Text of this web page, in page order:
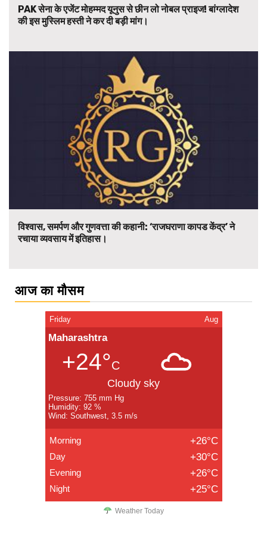
PAK सेना के एजेंट मोहम्मद यूनुस से छीन लो नोबल प्राइज! बांग्लादेश
की इस मुस्लिम हस्ती ने कर दी बड़ी मांग।
विश्वास, समर्पण और गुणवत्ता की कहानी: ‘राजघराणा कापड केंद्र’ ने
रचाया व्यवसाय में इतिहास।
आज का मौसम
Friday Aug
Maharashtra
+24°C
Cloudy sky
Pressure: 755 mm Hg
Humidity: 92 %
Wind: Southwest, 3.5 m/s
Morning +26°C
Day +30°C
Evening +26°C
Night +25°C
Weather Today